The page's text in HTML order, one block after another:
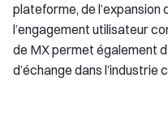
plateforme, de l’expansion
l’engagement utilisateur
de MX permet également
d’échange dans l’industrie